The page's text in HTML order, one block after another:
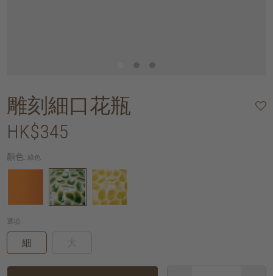
雕刻細口花瓶
HK$345
顏色: 綠色
選項:
細